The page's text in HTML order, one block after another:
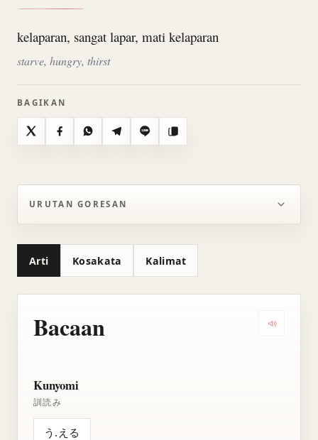
kelaparan, sangat lapar, mati kelaparan
starve, hungry, thirst
BAGIKAN
X FacebookWhatsAppTelegramLine Salin
URUTAN GORESAN
Arti Kosakata Kalimat
Bacaan
Kunyomi
訓読み
う.える